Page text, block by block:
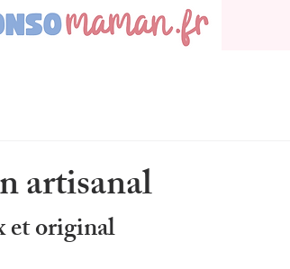
artisanal
et original